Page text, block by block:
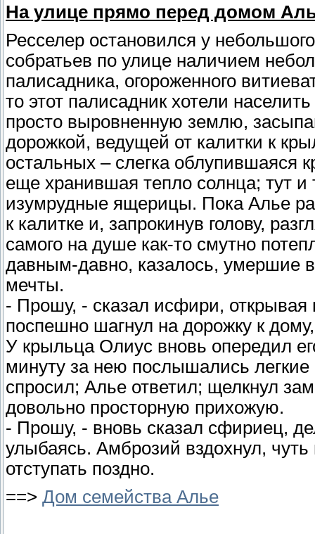
На улице прямо перед домом
Ресселер остановился у
собратьев по улице наличием
палисадника, огороженного
то этот палисадник хотели
просто выровненную землю,
дорожкой, ведущей от калитки к
остальных – слегка облупившаяся
еще хранившая тепло солнца; тут
изумрудные ящерицы. Пока Алье
к калитке и, запрокинув голову,
самого на душе как-то смутно
давным-давно, казалось, умершие
мечты.
- Прошу, - сказал исфири,
поспешно шагнул на дорожку к
У крыльца Олиус вновь опередил
минуту за нею послышались легкие
спросил; Алье ответил; щелкнул
довольно просторную прихожую.
- Прошу, - вновь сказал сфириец,
улыбаясь. Амброзий вздохнул,
отступать поздно.
==> Дом семейства Алье